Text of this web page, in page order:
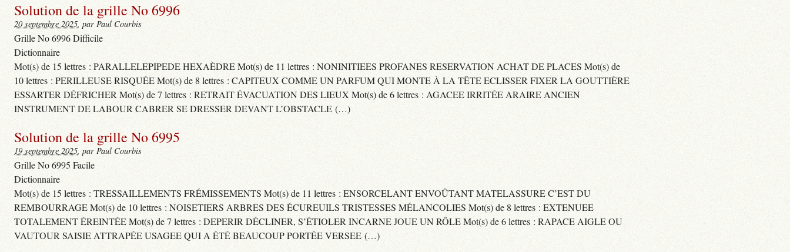
Solution de la grille No 6996
20 septembre 2025, par Paul Courbis
Grille No 6996 Difficile
Dictionnaire
Mot(s) de 15 lettres : PARALLELEPIPEDE HEXAÈDRE Mot(s) de 11 lettres : NONINITIEES PROFANES RESERVATION ACHAT DE PLACES Mot(s) de
10 lettres : PERILLEUSE RISQUÉE Mot(s) de 8 lettres : CAPITEUX COMME UN PARFUM QUI MONTE À LA TÊTE ECLISSER FIXER LA GOUTTIÈRE
ESSARTER DÉFRICHER Mot(s) de 7 lettres : RETRAIT ÉVACUATION DES LIEUX Mot(s) de 6 lettres : AGACEE IRRITÉE ARAIRE ANCIEN
INSTRUMENT DE LABOUR CABRER SE DRESSER DEVANT L’OBSTACLE (…)
Solution de la grille No 6995
19 septembre 2025, par Paul Courbis
Grille No 6995 Facile
Dictionnaire
Mot(s) de 15 lettres : TRESSAILLEMENTS FRÉMISSEMENTS Mot(s) de 11 lettres : ENSORCELANT ENVOÛTANT MATELASSURE C’EST DU
REMBOURRAGE Mot(s) de 10 lettres : NOISETIERS ARBRES DES ÉCUREUILS TRISTESSES MÉLANCOLIES Mot(s) de 8 lettres : EXTENUEE
TOTALEMENT ÉREINTÉE Mot(s) de 7 lettres : DEPERIR DÉCLINER, S’ÉTIOLER INCARNE JOUE UN RÔLE Mot(s) de 6 lettres : RAPACE AIGLE OU
VAUTOUR SAISIE ATTRAPÉE USAGEE QUI A ÉTÉ BEAUCOUP PORTÉE VERSEE (…)